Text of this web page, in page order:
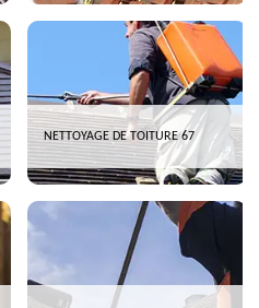
NETTOYAGE DE TOITURE 67